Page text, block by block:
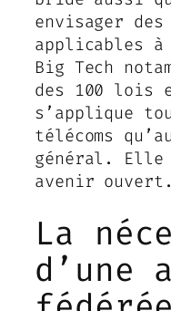
envisager
applicables
Big Tech
des 100 lois
s’applique
télécoms
général. Elle
avenir ouvert.
La
d’une